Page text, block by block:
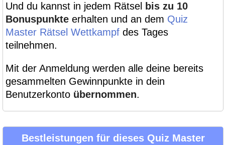
Und du kannst in jedem Rätsel
bis zu 10
Bonuspunkte erhalten und an dem Quiz
Master Rätsel Wettkampf des Tages
teilnehmen.
Mit der Anmeldung werden alle deine bereits
gesammelten Gewinnpunkte in dein
Benutzerkonto übernommen.
Bestleistungen für dieses Quiz Master